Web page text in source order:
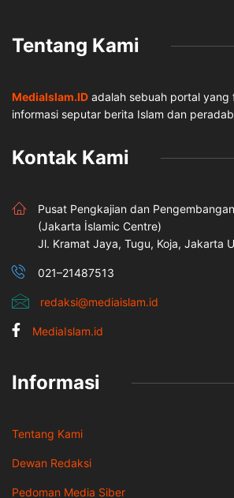
Tentang Kami
MediaIslam.ID adalah sebuah portal yang
informasi seputar berita Islam dan
Kontak Kami
Pusat Pengkajian dan
(Jakarta İslamic Centre)
Jl. Kramat Jaya, Tugu, Koja, Jakarta
021–21487513
redaksi@mediaislam.id
MediaIslam.id
Informasi
Tentang Kami
Dewan Redaksi
Pedoman Media Siber